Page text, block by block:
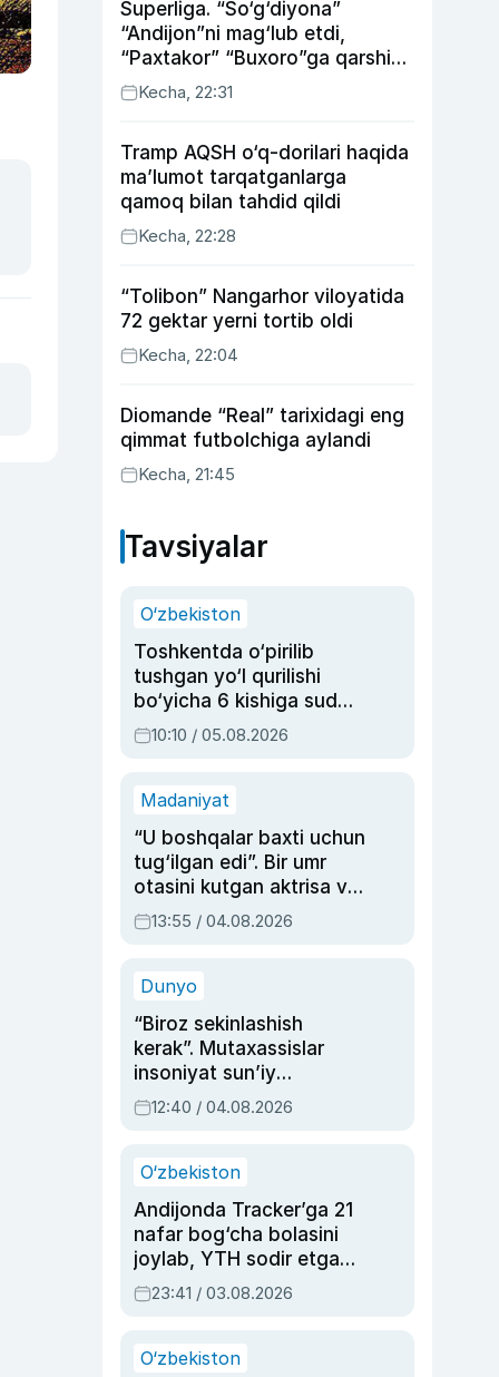
Superliga. “So‘g‘diyona”
“Andijon”ni mag‘lub etdi,
“Paxtakor” “Buxoro”ga qarshi
bahsda g‘alabani qo‘ldan
chiqardi
Kecha, 22:31
Tramp AQSH o‘q-dorilari haqida
ma’lumot tarqatganlarga
qamoq bilan tahdid qildi
Kecha, 22:28
“Tolibon” Nangarhor viloyatida
72 gektar yerni tortib oldi
Kecha, 22:04
Diomande “Real” tarixidagi eng
qimmat futbolchiga aylandi
Kecha, 21:45
Tavsiyalar
O‘zbekiston
Toshkentda o‘pirilib
tushgan yo‘l qurilishi
bo‘yicha 6 kishiga sud
hukmi o‘qildi
10:10 / 05.08.2026
Madaniyat
“U boshqalar baxti uchun
tug‘ilgan edi”. Bir umr
otasini kutgan aktrisa va
dublyaj ustasi Rimma
Ahmedovaning
13:55 / 04.08.2026
Dunyo
“Biroz sekinlashish
kerak”. Mutaxassislar
insoniyat sun’iy
intellektni boshqara
olmay qolishidan xavotir
12:40 / 04.08.2026
O‘zbekiston
Andijonda Tracker’ga 21
nafar bog‘cha bolasini
joylab, YTH sodir etgan
ayolga sud hukmi o‘qildi
23:41 / 03.08.2026
O‘zbekiston